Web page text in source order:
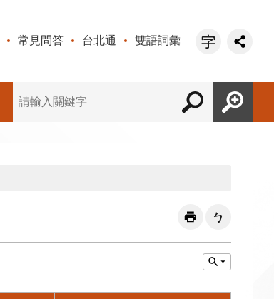
常見問答 台北通 雙語詞彙